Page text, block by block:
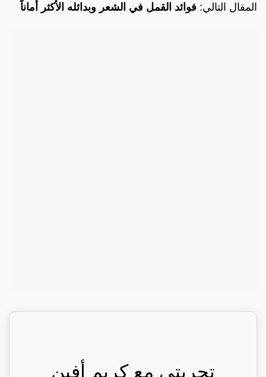
المقال التالي: فوائد القمل في الشعر وبدائله الأكثر أماناً
تجربتي مع كريم أفين